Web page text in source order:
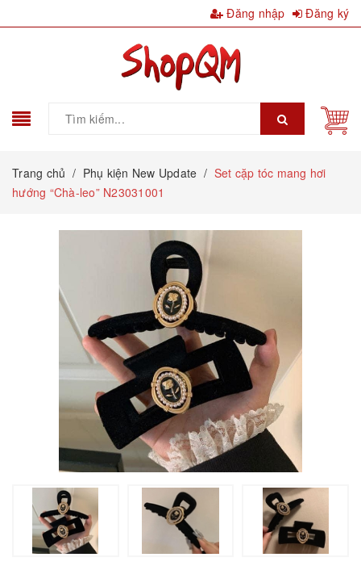
Đăng nhập Đăng ký
Trang chủ / Phụ kiện New Update / Set cặp tóc mang hơi
hướng “Chà-leo” N23031001